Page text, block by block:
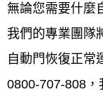
無論您需要什麼
我們的專業團隊
自動門恢復正常
0800-707-808，